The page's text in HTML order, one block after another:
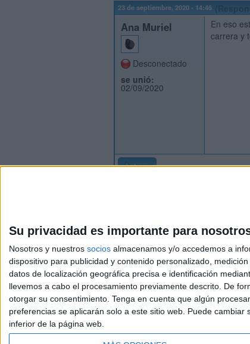
Su privacidad es importante para
Nosotros y nuestros socios almacenamos y/o accedemos a
dispositivo para publicidad y contenido personalizado,
datos de localización geográfica precisa e identificación
llevemos a cabo el procesamiento previamente descrito. De
otorgar su consentimiento. Tenga en cuenta que algún
preferencias se aplicarán solo a este sitio web. Puede
inferior de la página web.
23 de septiembre, 2020 - 14:46
Ana Muriel
Desconectado
se unió:
02/09/2020
En eso
carrera y
Inicio
© 2003-2026